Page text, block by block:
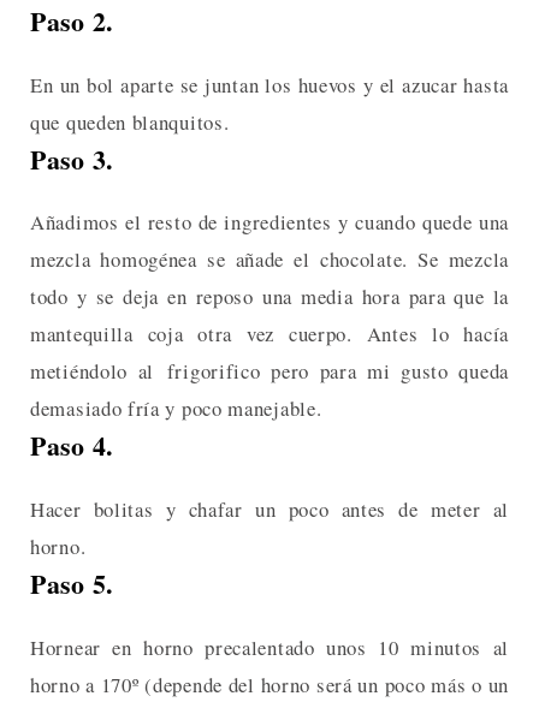
Paso 2.
En un bol aparte se juntan los huevos y el azucar hasta
que queden blanquitos.
Paso 3.
Añadimos el resto de ingredientes y cuando quede una
mezcla homogénea se añade el chocolate. Se mezcla
todo y se deja en reposo una media hora para que la
mantequilla coja otra vez cuerpo. Antes lo hacía
metiéndolo al frigorifico pero para mi gusto queda
demasiado fría y poco manejable.
Paso 4.
Hacer bolitas y chafar un poco antes de meter al
horno.
Paso 5.
Hornear en horno precalentado unos 10 minutos al
horno a 170º (depende del horno será un poco más o un